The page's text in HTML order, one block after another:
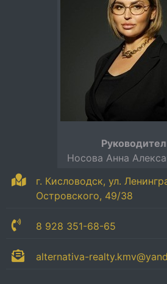
г. Кисловодск, ул.
Островского, 49/38
8 928 351-68-65
alternativa-
Носова Анна